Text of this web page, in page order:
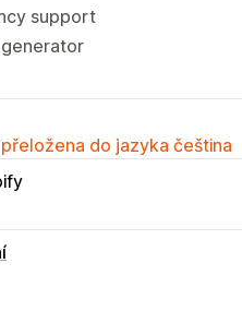
support
do jazyka čeština